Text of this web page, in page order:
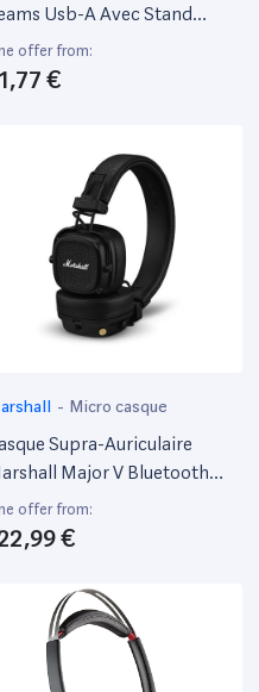
Usb-A Avec Stand
offer from:
€
- Micro casque
Supra-Auriculaire
Major V Bluetooth
offer from:
€